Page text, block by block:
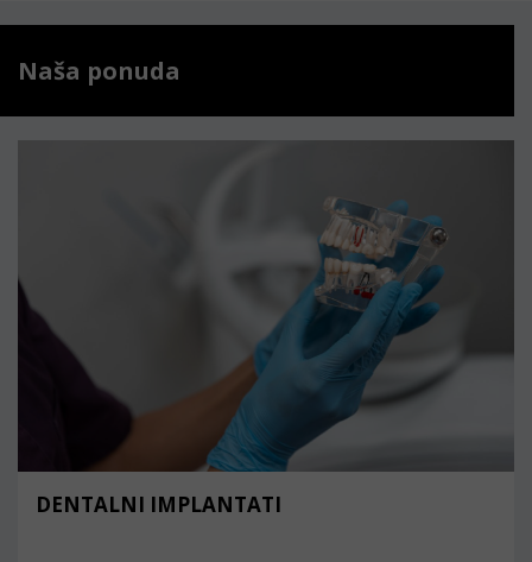
Naša ponuda
DENTALNI IMPLANTATI